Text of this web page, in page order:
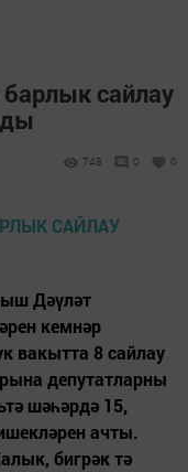
барлык сайлау
748 0 0
Дәүләт
кемнәр
вакытта 8 сайлау
депутатларны
шәһәрдә 15,
ачты.
бигрәк тә